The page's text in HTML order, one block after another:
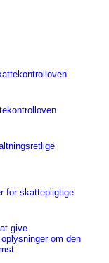
for skattepligtige
give
om den